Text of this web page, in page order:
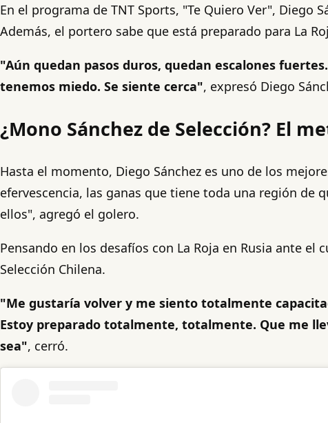
En el programa de TNT Sports, "Te Quiero Ver", Diego
Además, el portero sabe que está preparado para La
"Aún quedan pasos duros, quedan escalones
tenemos miedo. Se siente cerca", expresó Diego
¿Mono Sánchez de Selección? El
Hasta el momento, Diego Sánchez es uno de los
efervescencia, las ganas que tiene toda una región de
ellos", agregó el golero.
Pensando en los desafíos con La Roja en Rusia ante
Selección Chilena.
"Me gustaría volver y me siento totalmente
Estoy preparado totalmente, totalmente. Que me
sea", cerró.